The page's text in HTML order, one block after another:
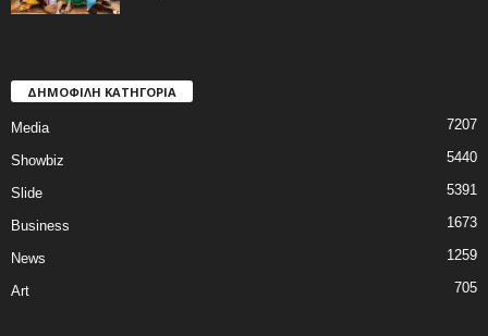
ΔΗΜΟΦΙΛΗ ΚΑΤΗΓΟΡΙΑ
Media 7207
Showbiz 5440
Slide 5391
Business 1673
News 1259
Art 705